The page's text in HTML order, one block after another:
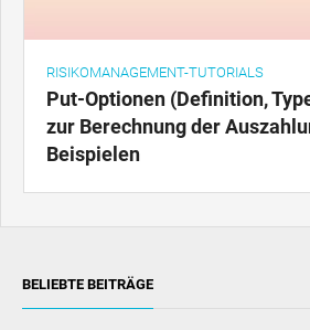
RISIKOMANAGEMENT-TUTORIALS
Put-Optionen (Definition,
zur Berechnung der
Beispielen
BELIEBTE BEITRÄGE